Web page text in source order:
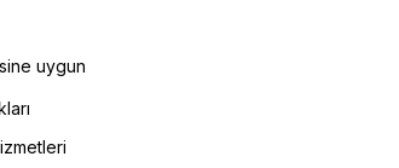
uygun